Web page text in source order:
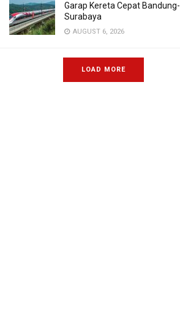
Garap Kereta Cepat Bandung-
Surabaya
AUGUST 6, 2026
LOAD MORE